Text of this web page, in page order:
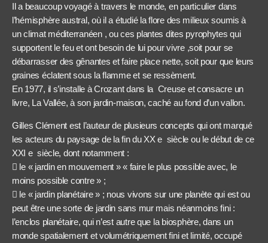
Il a beaucoup voyagé à travers le monde, en particulier dans
l’hémisphère austral, où il a étudié la flore des milieux soumis à
un climat méditerranéen , ou ces plantes dites pyrophytes qui
supportent le feu et ont besoin de lui pour vivre ,soit pour se
débarrasser des gênantes et faire place nette, soit pour que leurs
graines éclatent sous la flamme et se ressèment.
En 1977, il s’installe à Crozant dans la Creuse et consacre un
livre, La Vallée, à son jardin-maison, caché au fond d’un vallon.
Gilles Clément est l’auteur de plusieurs concepts qui ont marqué
les acteurs du paysage de la fin du XX e siècle ou le début de ce
XXI e siècle, dont notamment :
 le « jardin en mouvement » « faire le plus possible avec, le
moins possible contre » ;
 le « jardin planétaire » ; nous vivons sur une planète qui est ou
peut être une sorte de jardin sans mur mais néanmoins fini :
l’enclos planétaire, qui n’est autre que la biosphère, dans un
monde spatialement et volumétriquement fini et limité, occupé